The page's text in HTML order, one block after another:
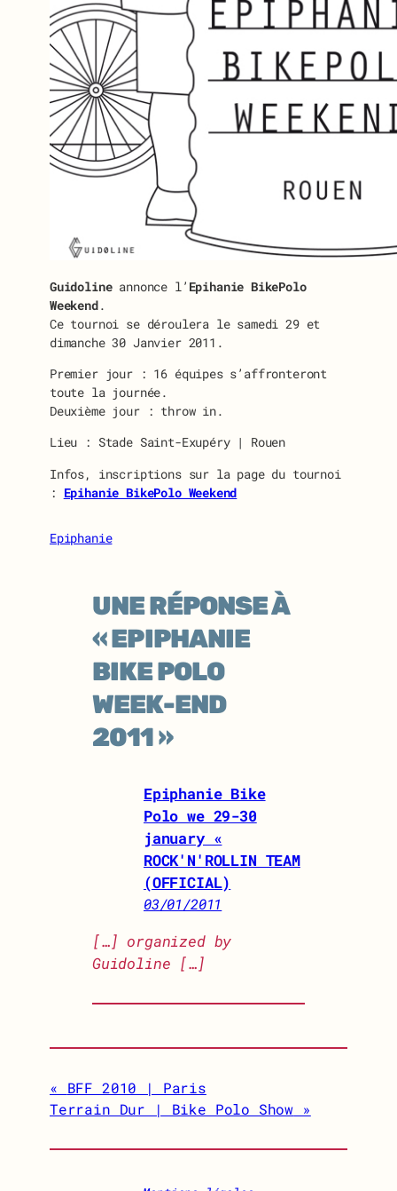
Guidolineannonce l’ Epihanie BikePolo
Weekend.
Ce tournoi se déroulera le samedi 29 et
dimanche 30 Janvier 2011.
Premier jour : 16 équipes s’affronteront
toute la journée.
Deuxième jour : throw in.
Lieu : Stade Saint-Exupéry | Rouen
Infos, inscriptions sur la page du tournoi
: Epihanie BikePolo Weekend
Epiphanie
UNE RÉPONSE À
« EPIPHANIE
BIKE POLO
WEEK-END
2011 »
Epiphanie Bike
Polo we 29-30
january «
ROCK'N'ROLLIN TEAM
(OFFICIAL)
03/01/2011
[…] organized by
Guidoline […]
BFF 2010 | Paris
Terrain Dur | Bike Polo Show